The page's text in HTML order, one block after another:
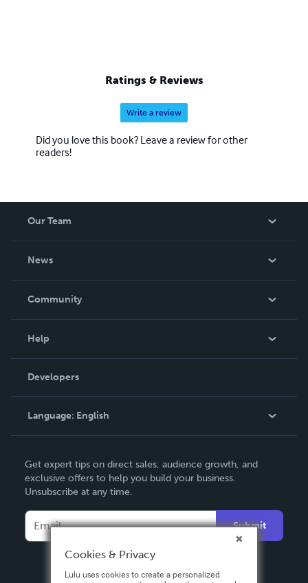
Ratings & Reviews
Write a review
Did you love this book? Leave a review for other
readers!
Our Team
News
In The News
Community
Podcast
Help
Order Lookup
Knowledge Base
Contact Support
Developers
Language: English
Deutsch
Français
Italiano
Español
Get expert tips on direct sales, audience growth, and
exclusive offers to help you build your business.
Unsubscribe at any time.
Submit
Cookies & Privacy
Lulu uses cookies to create a personalized